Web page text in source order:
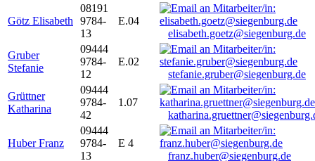
Götz Elisabeth
08191
9784-
13
E.04
elisabeth.goetz@siegenburg.de
Gruber
Stefanie
09444
9784-
12
E.02
stefanie.gruber@siegenburg.de
Grüttner
Katharina
09444
9784-
42
1.07
Huber Franz
09444
9784-
13
E 4
franz.huber@siegenburg.de